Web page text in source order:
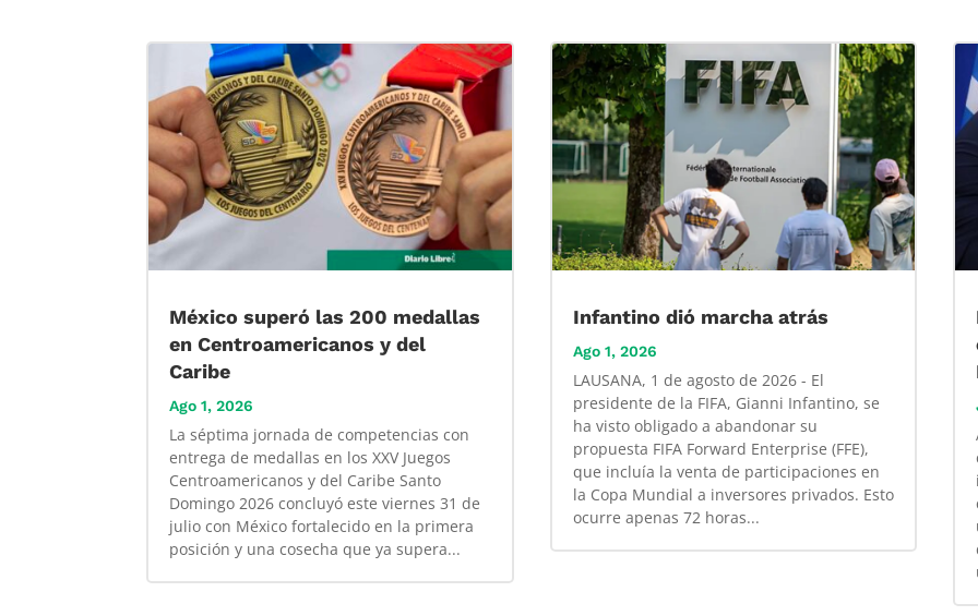
México superó las 200 medallas
en Centroamericanos y del
Caribe
Ago 1, 2026
La séptima jornada de competencias con
entrega de medallas en los XXV Juegos
Centroamericanos y del Caribe Santo
Domingo 2026 concluyó este viernes 31 de
julio con México fortalecido en la primera
posición y una cosecha que ya supera...
Infantino dió marcha atrás
Ago 1, 2026
LAUSANA, 1 de agosto de 2026 - El
presidente de la FIFA, Gianni Infantino, se
ha visto obligado a abandonar su
propuesta FIFA Forward Enterprise (FFE),
que incluía la venta de participaciones en
la Copa Mundial a inversores privados. Esto
ocurre apenas 72 horas...